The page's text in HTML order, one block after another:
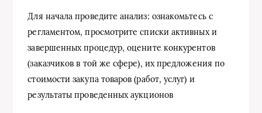
Для начала проведите анализ: ознакомьтесь с
регламентом, просмотрите списки активных и
завершенных процедур, оцените конкурентов
(заказчиков в той же сфере), их предложения по
стоимости закупа товаров (работ, услуг) и
результаты проведенных аукционов